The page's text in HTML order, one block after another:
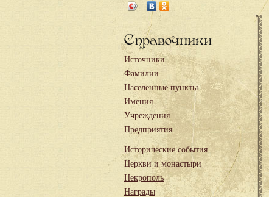
Справочники
Источники
Фамилии
Населенные пункты
Имения
Учреждения
Предприятия
Исторические события
Церкви и монастыри
Некрополь
Награды